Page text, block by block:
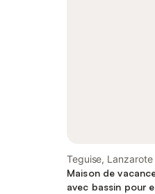
Teguise, Lanzarote
Maison de
avec bassin pour